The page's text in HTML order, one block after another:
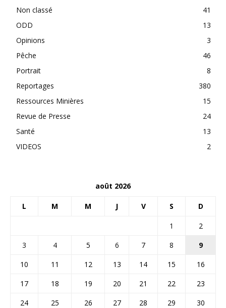
Non classé
41
ODD
13
Opinions
3
Pêche
46
Portrait
8
Reportages
380
Ressources Minières
15
Revue de Presse
24
Santé
13
VIDEOS
2
août 2026
L M M J V S D
1
2
3
4 5 6 7 8
9
10
11 12 13 14 15
16
17
18 19 20 21 22
23
24
25 26 27 28 29
30